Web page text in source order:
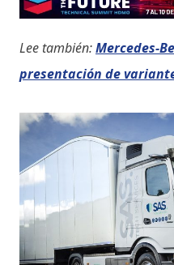
Lee también:Mercedes-
presentación de